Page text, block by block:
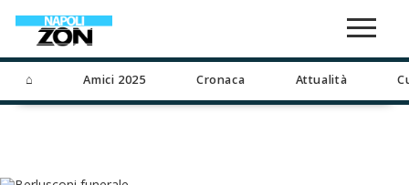
⌂ Amici 2025 Cronaca Attualità